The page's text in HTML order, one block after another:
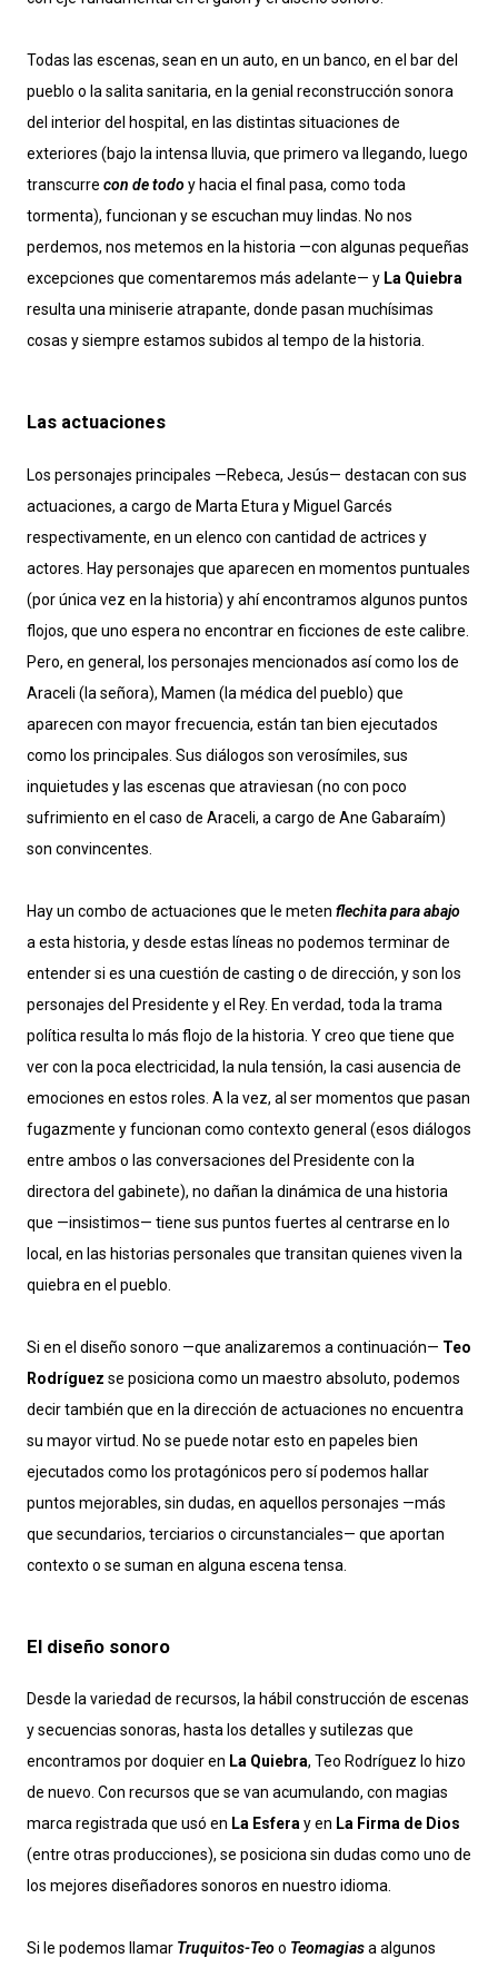
Todas las escenas, sean en un auto, en un banco, en el bar del
pueblo o la salita sanitaria, en la genial reconstrucción sonora
del interior del hospital, en las distintas situaciones de
exteriores (bajo la intensa lluvia, que primero va llegando, luego
transcurre con de todoy hacia el final pasa, como toda
tormenta), funcionan y se escuchan muy lindas. No nos
perdemos, nos metemos en la historia —con algunas pequeñas
excepciones que comentaremos más adelante— y La Quiebra
resulta una miniserie atrapante, donde pasan muchísimas
cosas y siempre estamos subidos al tempo de la historia.
Las actuaciones
Los personajes principales —Rebeca, Jesús— destacan con sus
actuaciones, a cargo de Marta Etura y Miguel Garcés
respectivamente, en un elenco con cantidad de actrices y
actores. Hay personajes que aparecen en momentos puntuales
(por única vez en la historia) y ahí encontramos algunos puntos
flojos, que uno espera no encontrar en ficciones de este calibre.
Pero, en general, los personajes mencionados así como los de
Araceli (la señora), Mamen (la médica del pueblo) que
aparecen con mayor frecuencia, están tan bien ejecutados
como los principales. Sus diálogos son verosímiles, sus
inquietudes y las escenas que atraviesan (no con poco
sufrimiento en el caso de Araceli, a cargo de Ane Gabaraím)
son convincentes.
Hay un combo de actuaciones que le meten flechita para abajo
a esta historia, y desde estas líneas no podemos terminar de
entender si es una cuestión de casting o de dirección, y son los
personajes del Presidente y el Rey. En verdad, toda la trama
política resulta lo más flojo de la historia. Y creo que tiene que
ver con la poca electricidad, la nula tensión, la casi ausencia de
emociones en estos roles. A la vez, al ser momentos que pasan
fugazmente y funcionan como contexto general (esos diálogos
entre ambos o las conversaciones del Presidente con la
directora del gabinete), no dañan la dinámica de una historia
que —insistimos— tiene sus puntos fuertes al centrarse en lo
local, en las historias personales que transitan quienes viven la
quiebra en el pueblo.
Si en el diseño sonoro —que analizaremos a continuación— Teo
Rodríguez se posiciona como un maestro absoluto, podemos
decir también que en la dirección de actuaciones no encuentra
su mayor virtud. No se puede notar esto en papeles bien
ejecutados como los protagónicos pero sí podemos hallar
puntos mejorables, sin dudas, en aquellos personajes —más
que secundarios, terciarios o circunstanciales— que aportan
contexto o se suman en alguna escena tensa.
El diseño sonoro
Desde la variedad de recursos, la hábil construcción de escenas
y secuencias sonoras, hasta los detalles y sutilezas que
encontramos por doquier en La Quiebra, Teo Rodríguez lo hizo
de nuevo. Con recursos que se van acumulando, con magias
marca registrada que usó en La Esferay en La Firma de Dios
(entre otras producciones), se posiciona sin dudas como uno de
los mejores diseñadores sonoros en nuestro idioma.
Si le podemos llamar Truquitos-Teoo Teomagiasa algunos